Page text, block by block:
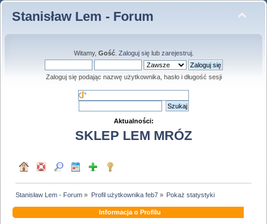
Stanisław Lem - Forum
Witamy, Gość. Zaloguj sięlub zarejestruj.
Zaloguj się podając nazwę użytkownika, hasło i długość sesji
Aktualności:
SKLEP LEM MRÓZ
Stanisław Lem - Forum » Profil użytkownika feb7» Pokaż statystyki
Informacja o Profilu